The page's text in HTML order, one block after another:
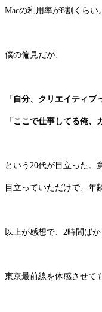
Macの利用率が8割くらい
僕の偏見だが、
「自分、クリエイティブ
「ここで仕事してる俺、
という20代が目立った。
目立っていただけで、年
以上が感想で、2時間ば
東京最前線を体感させて